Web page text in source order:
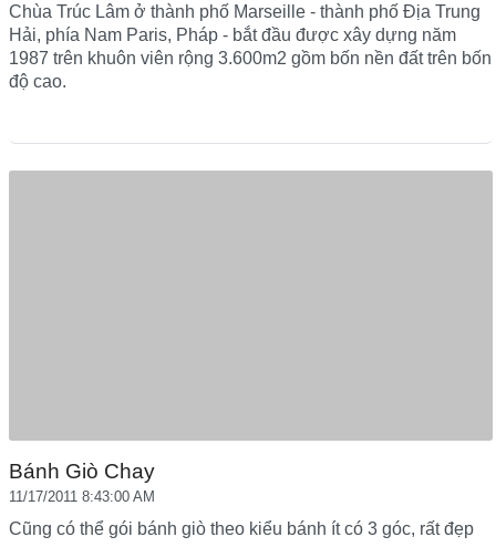
Chùa Trúc Lâm ở thành phố Marseille - thành phố Địa Trung
Hải, phía Nam Paris, Pháp - bắt đầu được xây dựng năm
1987 trên khuôn viên rộng 3.600m2 gồm bốn nền đất trên bốn
độ cao.
Bánh Giò Chay
11/17/2011 8:43:00 AM
Cũng có thể gói bánh giò theo kiểu bánh ít có 3 góc, rất đẹp